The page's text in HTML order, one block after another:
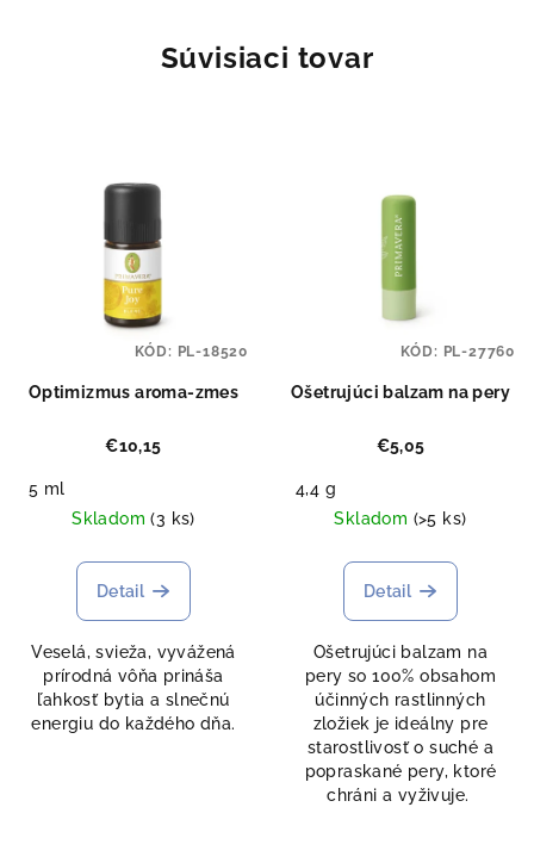
Súvisiaci tovar
Optimizmus aroma-zmes
€10,15
5 ml
Skladom(3 ks)
Detail
Veselá, svieža, vyvážená
prírodná vôňa prináša
ľahkosť bytia a slnečnú
energiu do každého dňa.
KÓD: PL-18520
Ošetrujúci balzam na pery
€5,05
4,4 g
Skladom (>5 ks)
Detail
Ošetrujúci balzam na
pery so 100% obsahom
účinných rastlinných
zložiek je ideálny pre
starostlivosť o suché a
popraskané pery, ktoré
chráni a vyživuje.
KÓD: PL-27760